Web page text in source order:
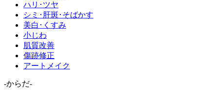
ハリ･ツヤ
シミ･肝斑･そばかす
美白･くすみ
小じわ
肌質改善
傷跡修正
アートメイク
-からだ-